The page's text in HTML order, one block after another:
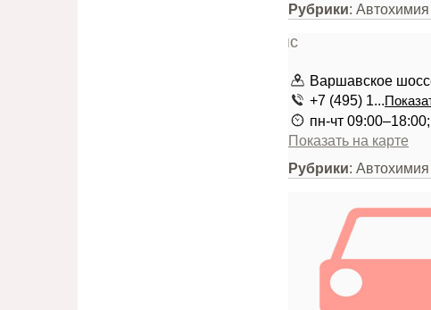
Рубрики: Автохимия
Варшавское
+7 (495) 1...
пн-чт
Показать на карте
Рубрики: Автохимия